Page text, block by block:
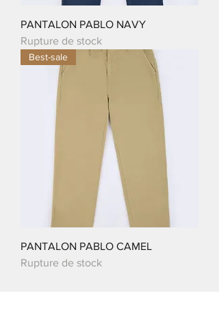
PANTALON PABLO NAVY
Rupture de stock
Best-sale
PANTALON PABLO CAMEL
Rupture de stock